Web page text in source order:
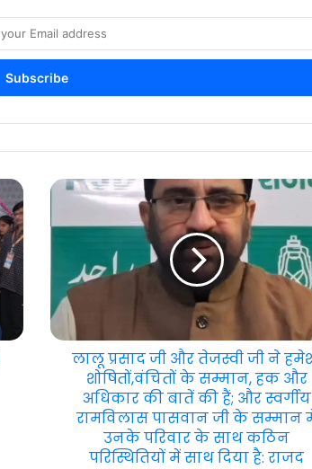
लालू प्रसाद जी और तेजस्वी जी ने
शोषितों,वंचितों के सम्मान, हक और
अधिकार की बातें की हैं; और स्वर्गीय
रामविलास पासवान जी के सम्मान
उनके परिवार के साथ कठिन
परिस्थितियों में साथ दिया है: राजद